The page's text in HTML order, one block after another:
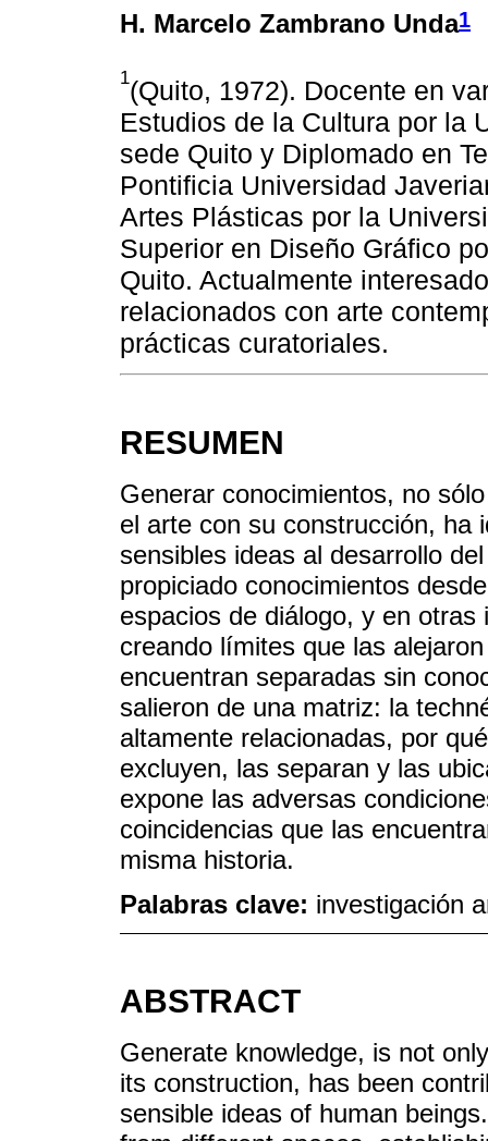
H. Marcelo Zambrano Unda1
1(Quito, 1972). Docente en
Estudios de la Cultura por la
sede Quito y Diplomado en
Pontificia Universidad
Artes Plásticas por la
Superior en Diseño Gráfico
Quito. Actualmente
relacionados con arte
prácticas curatoriales.
RESUMEN
Generar conocimientos, no
el arte con su construcción, ha
sensibles ideas al desarrollo
propiciado conocimientos
espacios de diálogo, y en
creando límites que las
encuentran separadas sin
salieron de una matriz: la
altamente relacionadas, por
excluyen, las separan y las
expone las adversas
coincidencias que las
misma historia.
Palabras clave: investigación
ABSTRACT
Generate knowledge, is not
its construction, has been
sensible ideas of human